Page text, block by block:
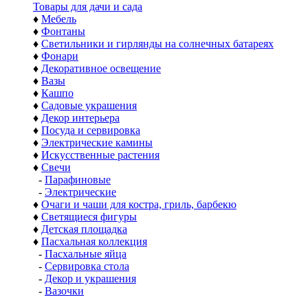
Товары для дачи и сада
♦ Мебель
♦ Фонтаны
♦ Светильники и гирлянды на солнечных батареях
♦ Фонари
♦ Декоративное освещение
♦ Вазы
♦ Кашпо
♦ Садовые украшения
♦ Декор интерьера
♦ Посуда и сервировка
♦ Электрические камины
♦ Искусственные растения
♦ Свечи
- Парафиновые
- Электрические
♦ Очаги и чаши для костра, гриль, барбекю
♦ Светящиеся фигуры
♦ Детская площадка
♦ Пасхальная коллекция
- Пасхальные яйца
- Сервировка стола
- Декор и украшения
- Вазочки